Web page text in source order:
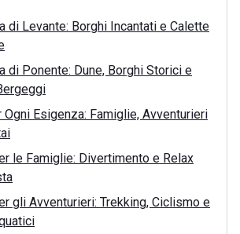
di Levante: Borghi Incantati e Calette
di Ponente: Dune, Borghi Storici e
Ogni Esigenza: Famiglie, Avventurieri
le Famiglie: Divertimento e Relax
gli Avventurieri: Trekking, Ciclismo e